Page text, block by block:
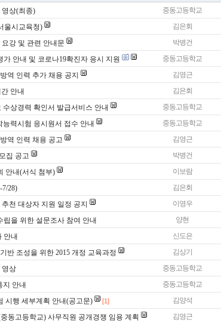
영상(최종) 중동고등학교
울시교육청) 김은회
강 및 관련 안내문 박병건
가 안내 및 코로나19확진자 응시 지원 중동고등학교
역 인력 추가 채용 공지 김영근
안내 김은회
상경력 확인서 발급서비스 안내 중동고등학교
력시험 응시원서 접수 안내 중동고등학교
역 인력 채용 공고 김영근
집 공고 박병건
안내(서식 첨부) 이보람
7/28) 김은회
천 대상자 지원 일정 공지 이영우
을 위한 설문조사 참여 안내 양현
안내 신도은
반 조성을 위한 2015 개정 교육과정 김상기
영상 중동고등학교
지 안내 중동고등학교
시행 세부계획 안내(공고문) [1] 김양석
동고등학교) 사무직원 공개경쟁 임용 계획 김영근